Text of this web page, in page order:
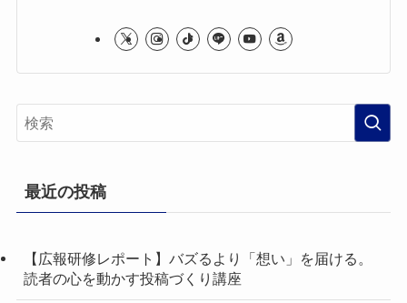
最近の投稿
【広報研修レポート】バズるより「想い」を届ける。
読者の心を動かす投稿づくり講座